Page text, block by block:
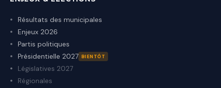
Résultats des municipales
Enjeux 2026
Partis politiques
Présidentielle 2027 BIENTÔT
Législatives 2027
Régionales